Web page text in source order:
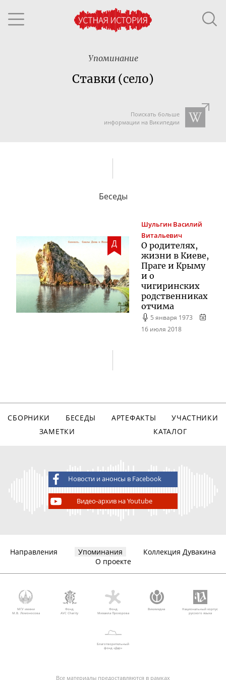
Упоминание
Ставки (село)
Поискать больше
информации на Википедии
Беседы
Д
Шульгин Василий
Витальевич
О родителях,
жизни в Киеве,
Праге и Крыму
и о
чигиринских
родственниках
отчима
5 января 1973
16 июля 2018
СБОРНИКИ БЕСЕДЫ АРТЕФАКТЫ
УЧАСТНИКИ
ЗАМЕТКИ
КАТАЛОГ
Новости и анонсы в Facebook
Видео-архив на Youtube
Направления Упоминания
Коллекция Дувакина
О проекте
МГУ имени
М.В. Ломоносова
Фонд
AVC Charity
Фонд
Михаила Прохорова
Викимедиа
Национальный корпус
русского языка
Благотворительный
фонд «Дар»
Все материалы предоставляются в рамках